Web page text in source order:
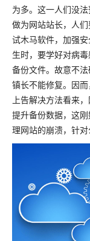
为多。这一人们没
做为网站站长，人
试木马软件，加强
生时，要学好对病
备份文件。故意不
镇长不能修复。因
上告解决方法看来
提升备份数据，这
理网站的崩溃，针对